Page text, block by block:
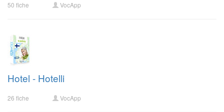
50 fiche VocApp
Hotel - Hotelli
26 fiche VocApp